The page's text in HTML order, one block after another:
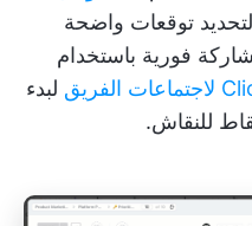
لتحديد توقعات واضحة
فورية باستخدام
لبدء
للنقاش.